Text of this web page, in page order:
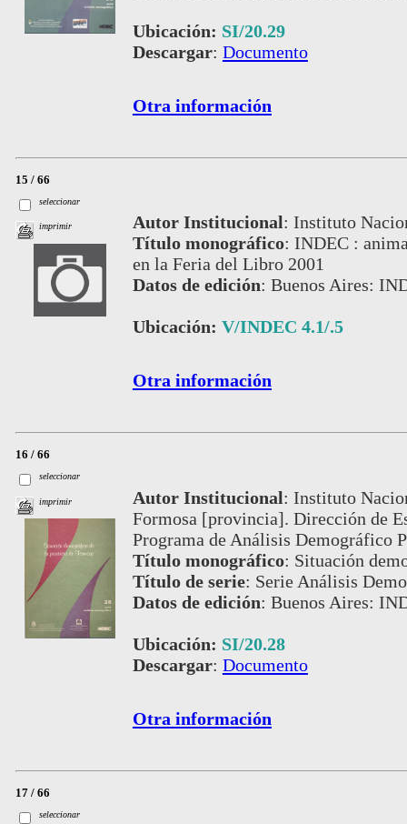
Ubicación: SI/20.29
Descargar: Documento
Otra información
15 / 66
seleccionar
imprimir Autor Institucional: Instituto
Título monográfico: INDEC :
en la Feria del Libro 2001
Datos de edición: Buenos Aires:
Ubicación: V/INDEC 4.1/.5
Otra información
16 / 66
seleccionar
imprimir Autor Institucional: Instituto
Formosa [provincia]. Dirección de
Programa de Análisis Demográfico
Título monográfico: Situación
Título de serie: Serie Análisis
Datos de edición: Buenos Aires:
Ubicación: SI/20.28
Descargar: Documento
Otra información
17 / 66
seleccionar